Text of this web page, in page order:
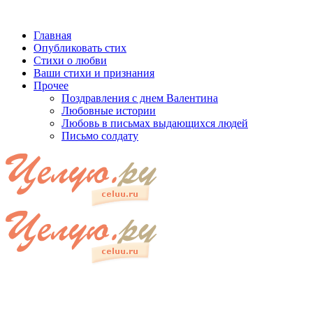
Главная
Опубликовать стих
Стихи о любви
Ваши стихи и признания
Прочее
Поздравления с днем Валентина
Любовные истории
Любовь в письмах выдающихся людей
Письмо солдату